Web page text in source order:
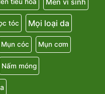
tiêu hóa Men vi sinh
tóc Mọi loại da
Mụn cóc Mụn cơm
Nấm móng